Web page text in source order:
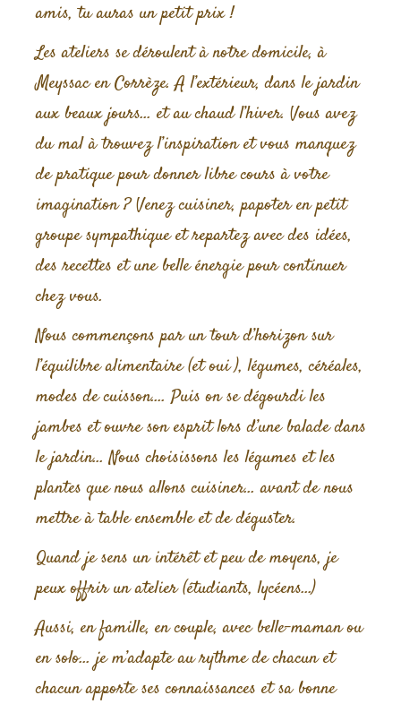
amis, tu auras un petit prix !
Les ateliers se déroulent à notre domicile, à
Meyssac en Corrèze. A l’extérieur, dans le jardin
aux beaux jours… et au chaud l’hiver. Vous avez
du mal à trouvez l’inspiration et vous manquez
de pratique pour donner libre cours à votre
imagination ? Venez cuisiner, papoter en petit
groupe sympathique et repartez avec des idées,
des recettes et une belle énergie pour continuer
chez vous.
Nous commençons par un tour d’horizon sur
l’équilibre alimentaire (et oui ), légumes, céréales,
modes de cuisson…. Puis on se dégourdi les
jambes et ouvre son esprit lors d’une balade dans
le jardin… Nous choisissons les légumes et les
plantes que nous allons cuisiner… avant de nous
mettre à table ensemble et de déguster.
Quand je sens un intérêt et peu de moyens, je
peux offrir un atelier (étudiants, lycéens…)
Aussi, en famille, en couple, avec belle-maman ou
en solo… je m’adapte au rythme de chacun et
chacun apporte ses connaissances et sa bonne